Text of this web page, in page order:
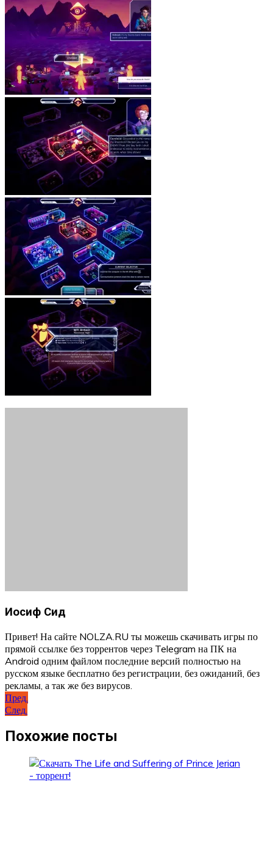
Иосиф Сид
Привет! На сайте NOLZA.RU ты можешь скачивать игры по
прямой ссылке без торрентов через Telegram на ПК на
Android одним файлом последние версий полностью на
русском языке бесплатно без регистрации, без ожиданий, без
рекламы, а так же без вирусов.
Навигация
по
записям
Пред.
След.
Похожие посты